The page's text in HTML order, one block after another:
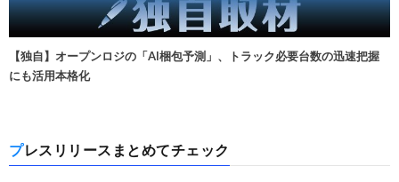
【独自】オープンロジの「AI梱包予測」、トラック必要台数の迅速把握
にも活用本格化
プレスリリースまとめてチェック